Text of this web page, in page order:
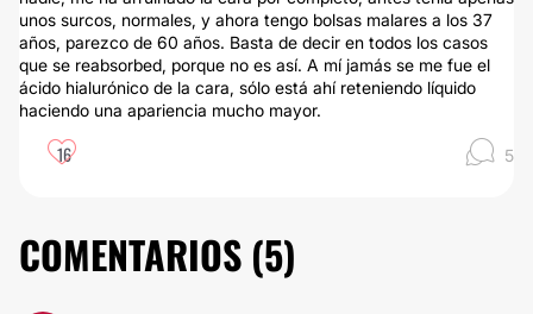
unos surcos, normales, y ahora tengo bolsas malares a los 37
años, parezco de 60 años. Basta de decir en todos los casos
que se reabsorbed, porque no es así. A mí jamás se me fue el
ácido hialurónico de la cara, sólo está ahí reteniendo líquido
haciendo una apariencia mucho mayor.
16 5
COMENTARIOS (5)